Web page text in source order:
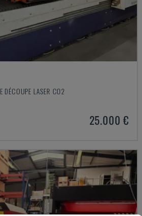
DÉCOUPE LASER CO2
25.000 €